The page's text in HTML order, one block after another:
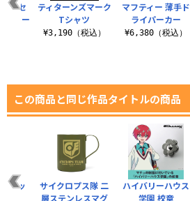
マフティー 薄手ド
ライパーカー
¥6,380（税込）
ンセ
ーカー
ティターンズマーク
Tシャツ
¥3,190（税込）
この商品と同じ作品タイトルの商品
ハイバリーハウス
学園 校章
ワッ
サイクロプス隊 二
層ステンレスマグ